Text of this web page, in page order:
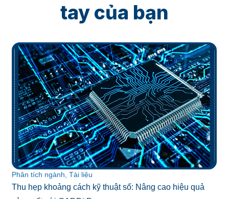
tay của bạn
Phân tích ngành, Tài liệu
Thu hẹp khoảng cách kỹ thuật số: Nâng cao hiệu quả